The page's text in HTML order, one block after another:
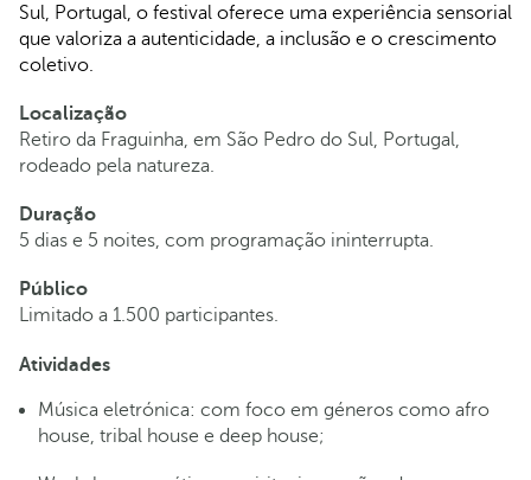
Sul, Portugal, o festival oferece uma experiência sensorial
que valoriza a autenticidade, a inclusão e o crescimento
coletivo.
Localização
Retiro da Fraguinha, em São Pedro do Sul, Portugal,
rodeado pela natureza.
Duração
5 dias e 5 noites, com programação ininterrupta.
Público
Limitado a 1.500 participantes.
Atividades
Música eletrónica: com foco em géneros como afro
house, tribal house e deep house;